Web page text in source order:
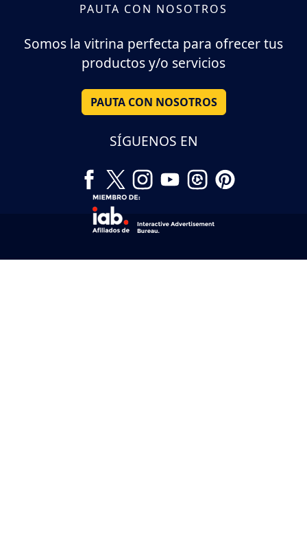
PAUTA CON NOSOTROS
Somos la vitrina perfecta para ofrecer tus
productos y/o servicios
PAUTA CON NOSOTROS
SÍGUENOS EN